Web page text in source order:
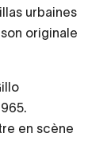
urbaines
originale
en scène